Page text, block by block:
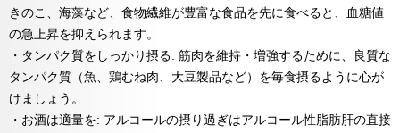
きのこ、海藻など、食物繊維が豊富な食品を先に食べると、血糖値
の急上昇を抑えられます。
・タンパク質をしっかり摂る: 筋肉を維持・増強するために、良質な
タンパク質（魚、鶏むね肉、大豆製品など）を毎食摂るように心が
けましょう。
・お酒は適量を: アルコールの摂り過ぎはアルコール性脂肪肝の直接